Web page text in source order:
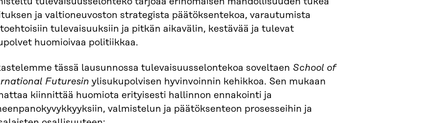
ja valtioneuvoston strategista päätöksentekoa, varautumista
tulevaisuuksiin ja pitkän aikavälin, kestävää ja tulevat
huomioivaa politiikkaa.
tässä lausunnossa tulevaisuusselontekoa soveltaen School of
Futuresin ylisukupolvisen hyvinvoinnin kehikkoa. Sen mukaan
kiinnittää huomiota erityisesti hallinnon ennakointi ja
valmistelun ja päätöksenteon prosesseihin ja